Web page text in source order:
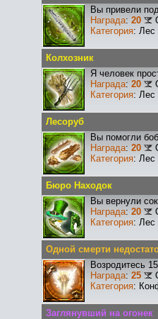
Вы привели
Награда: 20
Категория: Лес
Колхозник
Я человек
Награда: 20
Категория: Лес
Лесоруб
Вы помогли
Награда: 20
Категория: Лес
Бюро Находок
Вы вернули
Награда: 20
Категория: Лес
Одной смерти
Возродитесь
Награда: 25
Категория:
Заглянувший на огонек